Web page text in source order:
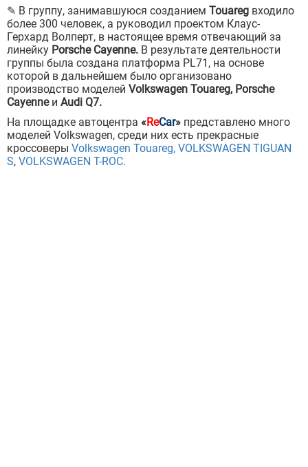
✎ В группу, занимавшуюся созданием Touareg входило
более 300 человек, а руководил проектом Клаус-
Герхард Волперт, в настоящее время отвечающий за
линейку Porsche Cayenne. В результате деятельности
группы была создана платформа PL71, на основе
которой в дальнейшем было организовано
производство моделей Volkswagen Touareg, Porsche
Cayenneи Audi Q7.
На площадке автоцентра «ReCar» представлено много
моделей Volkswagen, среди них есть прекрасные
кроссоверы Volkswagen Touareg, VOLKSWAGEN TIGUAN
S, VOLKSWAGEN T-ROC.